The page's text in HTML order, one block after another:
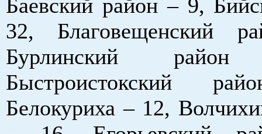
Баевский район – 9,
32, Благовещенский
Бурлинский
Быстроистокский
Белокуриха – 12,